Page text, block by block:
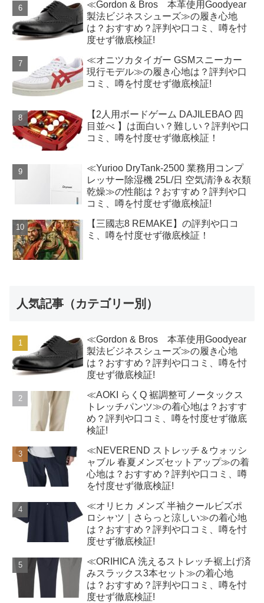
≪Gordon & Bros 本革使用Goodyear
製法ビジネスシューズ≫の履き心地
は？おすすめ？評判や口コミ、噂を忖
度せず徹底検証!
≪オニツカタイガー GSMスニーカー
現行モデル≫の履き心地は？評判や口
コミ、噂を忖度せず徹底検証!
【2人用ボードゲーム DAJILEBAO 四
目並べ 】は面白い？難しい？評判や口
コミ、噂を忖度せず徹底検証！
≪Yurioo DryTank-2500 業務用コンプ
レッサー除湿機 25L/日 空気清浄＆衣類
乾燥≫の性能は？おすすめ？評判や口
コミ、噂を忖度せず徹底検証!
【三國志8 REMAKE】の評判や口コ
ミ、噂を忖度せず徹底検証！
人気記事（カテゴリー別）
≪Gordon & Bros 本革使用Goodyear
製法ビジネスシューズ≫の履き心地
は？おすすめ？評判や口コミ、噂を忖
度せず徹底検証!
≪AOKI らくQ 裾調整可ノータックス
トレッチパンツ≫の着心地は？おすす
め？評判や口コミ、噂を忖度せず徹底
検証!
≪NEVEREND ストレッチ＆ウォッシ
ャブル 春夏メンズセットアップ≫の着
心地は？おすすめ？評判や口コミ、噂
を忖度せず徹底検証!
≪オリヒカ メンズ 半袖クールビズポ
ロシャツ｜さらっと涼しい≫の着心地
は？おすすめ？評判や口コミ、噂を忖
度せず徹底検証!
≪ORIHICA 洗えるストレッチ裾上げ済
みスラックス3本セット≫の着心地
は？おすすめ？評判や口コミ、噂を忖
度せず徹底検証!